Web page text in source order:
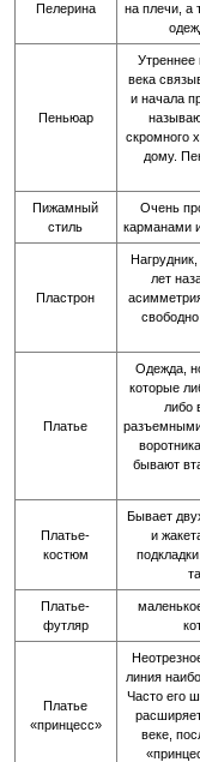
Пелерина
на плечи, а
Пеньюар
Утреннее
века
и начала
скромного
дому.
Пижамный
стиль
Очень
карманами
Пластрон
лет
Платье
Одежда,
которые
либо
бывают
Платье-
костюм
Бывает
и
Платье-
футляр
Платье
«принцесс»
линия
Часто его
веке,